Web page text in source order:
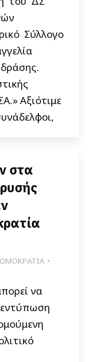
Σύλλογο
Αξιότιμε
στα
να
εντύπωση